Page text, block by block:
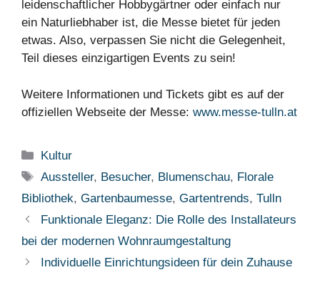
leidenschaftlicher Hobbygärtner oder einfach nur
ein Naturliebhaber ist, die Messe bietet für jeden
etwas. Also, verpassen Sie nicht die Gelegenheit,
Teil dieses einzigartigen Events zu sein!
Weitere Informationen und Tickets gibt es auf der
offiziellen Webseite der Messe: www.messe-tulln.at
Kategorien
Kultur
Schlagwörter
Aussteller, Besucher, Blumenschau, Florale
Bibliothek, Gartenbaumesse, Gartentrends, Tulln
Funktionale Eleganz: Die Rolle des Installateurs
bei der modernen Wohnraumgestaltung
Individuelle Einrichtungsideen für dein Zuhause